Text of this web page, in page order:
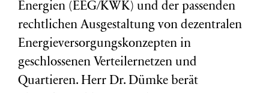
Energien (EEG/KWK) und der passenden
rechtlichen Ausgestaltung von dezentralen
Energieversorgungskonzepten in
geschlossenen Verteilernetzen und
Quartieren. Herr Dr. Dümke berät